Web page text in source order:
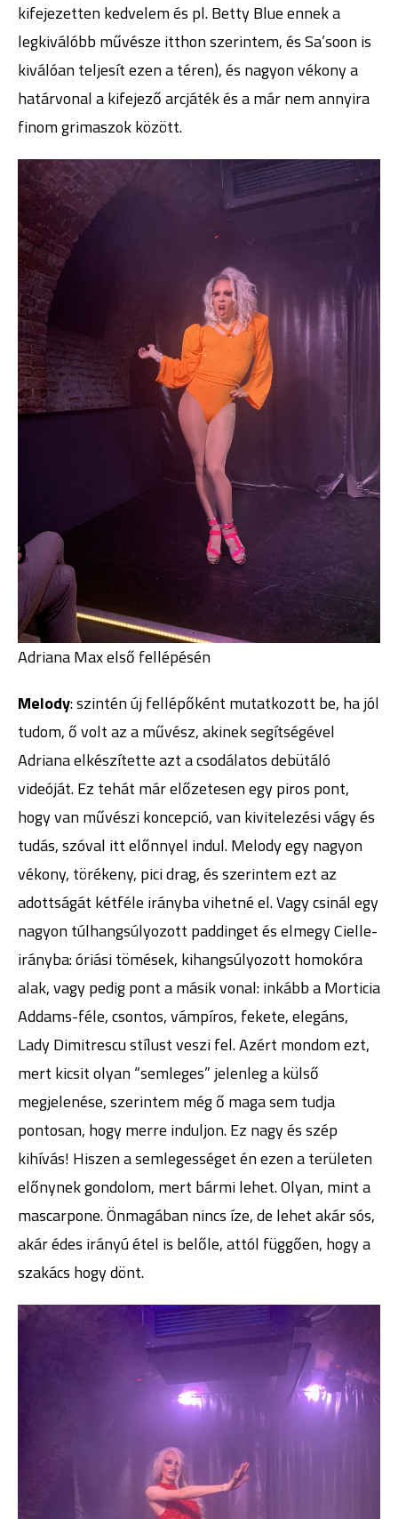
kifejezetten kedvelem és pl. Betty Blue ennek a
legkiválóbb művésze itthon szerintem, és Sa’soon is
kiválóan teljesít ezen a téren), és nagyon vékony a
határvonal a kifejező arcjáték és a már nem annyira
finom grimaszok között.
Adriana Max első fellépésén
Melody: szintén új fellépőként mutatkozott be, ha jól
tudom, ő volt az a művész, akinek segítségével
Adriana elkészítette azt a csodálatos debütáló
videóját. Ez tehát már előzetesen egy piros pont,
hogy van művészi koncepció, van kivitelezési vágy és
tudás, szóval itt előnnyel indul. Melody egy nagyon
vékony, törékeny, pici drag, és szerintem ezt az
adottságát kétféle irányba vihetné el. Vagy csinál egy
nagyon túlhangsúlyozott paddinget és elmegy Cielle-
irányba: óriási tömések, kihangsúlyozott homokóra
alak, vagy pedig pont a másik vonal: inkább a Morticia
Addams-féle, csontos, vámpíros, fekete, elegáns,
Lady Dimitrescu stílust veszi fel. Azért mondom ezt,
mert kicsit olyan “semleges” jelenleg a külső
megjelenése, szerintem még ő maga sem tudja
pontosan, hogy merre induljon. Ez nagy és szép
kihívás! Hiszen a semlegességet én ezen a területen
előnynek gondolom, mert bármi lehet. Olyan, mint a
mascarpone. Önmagában nincs íze, de lehet akár sós,
akár édes irányú étel is belőle, attól függően, hogy a
szakács hogy dönt.